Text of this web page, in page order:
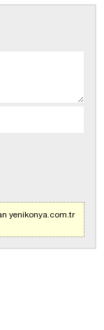
yenikonya.com.tr